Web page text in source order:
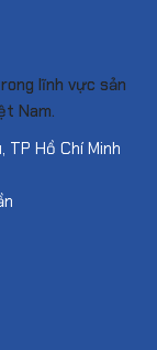
lĩnh vực sản
Nam.
Hồ Chí Minh